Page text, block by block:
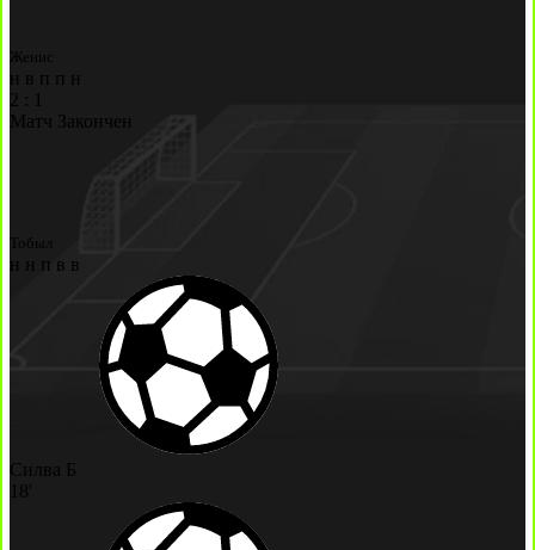
Женис
н в п п
н
2
1
Матч Закончен
Тобыл
н н п в в
Силва Б
18'